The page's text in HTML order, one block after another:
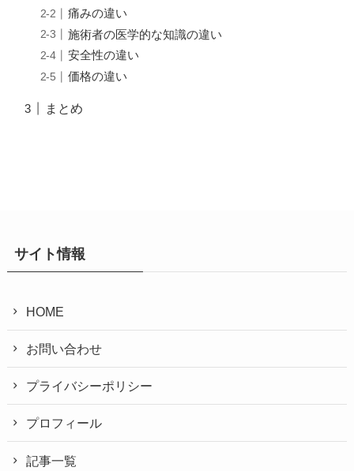
痛みの違い
施術者の医学的な知識の違い
安全性の違い
価格の違い
まとめ
サイト情報
HOME
お問い合わせ
プライバシーポリシー
プロフィール
記事一覧